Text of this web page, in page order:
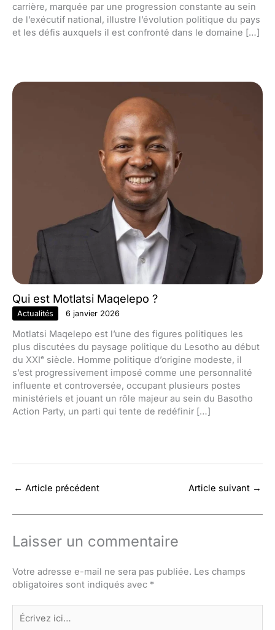
carrière, marquée par une progression constante au sein
de l’exécutif national, illustre l’évolution politique du pays
et les défis auxquels il est confronté dans le domaine […]
Qui est Motlatsi Maqelepo ?
Actualités 6 janvier 2026
Motlatsi Maqelepo est l’une des figures politiques les
plus discutées du paysage politique du Lesotho au début
du XXIᵉ siècle. Homme politique d’origine modeste, il
s’est progressivement imposé comme une personnalité
influente et controversée, occupant plusieurs postes
ministériels et jouant un rôle majeur au sein du Basotho
Action Party, un parti qui tente de redéfinir […]
← Article précédent Article suivant →
Laisser un commentaire
Votre adresse e-mail ne sera pas publiée. Les champs
obligatoires sont indiqués avec *
Écrivez
ici…